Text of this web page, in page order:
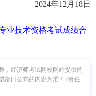
2024年12月18日
业技术资格考试成绩合
，经济师考试网校网站提供的
部门公布的内容为准！ (责任